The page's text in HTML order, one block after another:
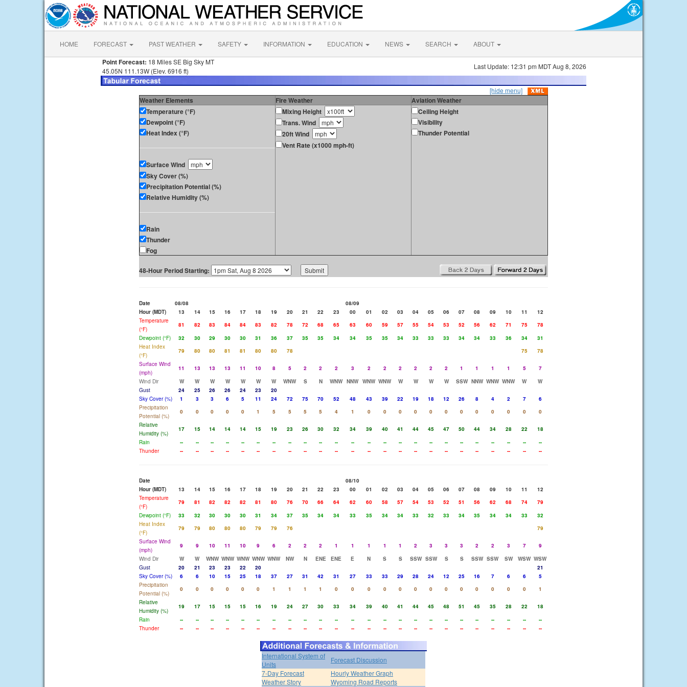
HOME FORECAST PAST WEATHER SAFETY INFORMATION EDUCATION NEWS SEARCH ABOUT
Point Forecast: 18 Miles SE Big Sky MT
45.05N 111.13W (Elev. 6916 ft)
Last Update: 12:31 pm MDT Aug 8, 2026
[hide menu]
Weather Elements Fire Weather
Aviation Weather
Temperature (°F)
Dewpoint (°F)
Heat Index (°F)
Surface Wind
Sky Cover (%)
Precipitation Potential (%)
Relative Humidity (%)
Rain
Thunder
Fog
Mixing Height
Trans. Wind
20ft Wind
Vent Rate (x1000 mph-ft)
Ceiling Height
Visibility
Thunder Potential
48-Hour Period Starting:
Date 08/08
08/09
Hour (MDT)
13 14 15 16 17 18 19 20 21 22 23 00 01 02 03 04 05 06 07 08 09 10 11
12
Temperature
(°F)
81 82 83 84 84 83 82 78 72 68 65 63 60 59 57 55 54 53 52 56 62 71 75
78
Dewpoint (°F)
32 30 29 30 30 31 36 37 35 35 34 34 35 35 34 33 33 33 34 34 33 36 34
31
Heat Index
(°F)
79 80 80 81 81 80 80 78 75
78
Surface Wind
(mph)
11 13 13 13 11 10 8 5 2 2 2 3 2 2 2 2 2 2 1 1 1 1 5
7
Wind Dir
W W W W W W W WNW S N WNW NNW WNW WNW W W W W SSW NNW WNW WNW W
W
Gust
24 25 26 26 24 23
20
Sky Cover (%)
1 3 3 6 5 11 24 72 75 70 52 48 43 39 22 19 18 12 26 8 4 2 7
6
Precipitation
Potential (%)
0 0 0 0 0 1 5 5 5 5 4 1 0 0 0 0 0 0 0 0 0 0 0
0
Relative
Humidity (%)
17 15 14 14 14 15 19 23 26 30 32 34 39 40 41 44 45 47 50 44 34 28 22
18
Rain
-- -- -- -- -- -- -- -- -- -- -- -- -- -- -- -- -- -- -- -- -- -- --
--
Thunder
-- -- -- -- -- -- -- -- -- -- -- -- -- -- -- -- -- -- -- -- -- -- -- --
Date
08/10
Hour (MDT)
13 14 15 16 17 18 19 20 21 22 23 00 01 02 03 04 05 06 07 08 09 10 11
12
Temperature
(°F)
79 81 82 82 82 81 80 76 70 66 64 62 60 58 57 54 53 52 51 56 62 68 74
79
Dewpoint (°F)
33 32 30 30 30 31 34 37 35 34 34 33 35 34 34 33 32 33 34 35 34 34 33
32
Heat Index
(°F)
79 79 80 80 80 79 79 76
79
Surface Wind
(mph)
9 9 10 11 10 9 6 2 2 2 1 1 1 1 1 2 3 3 3 2 2 3 7
9
Wind Dir
W W WNW WNW WNW WNW WNW NW N ENE ENE E N S S SSW SSW S S SSW SSW SW WSW WSW
Gust
20 21 23 23 22 20
21
Sky Cover (%)
6 6 10 15 25 18 37 27 31 42 31 27 33 33 29 28 24 12 25 16 7 6 6
5
Precipitation
Potential (%)
0 0 0 0 0 0 1 1 1 1 0 0 0 0 0 0 0 0 0 0 0 0 0
1
Relative
Humidity (%)
19 17 15 15 15 16 19 24 27 30 33 34 39 40 41 44 45 48 51 45 35 28 22
18
Rain
-- -- -- -- -- -- -- -- -- -- -- -- -- -- -- -- -- -- -- -- -- -- --
--
Thunder
-- -- -- -- -- -- -- -- -- -- -- -- -- -- -- -- -- -- -- -- -- -- -- --
International System of
Units
Forecast Discussion
7-Day Forecast
Hourly Weather Graph
Weather Story
Wyoming Road Reports